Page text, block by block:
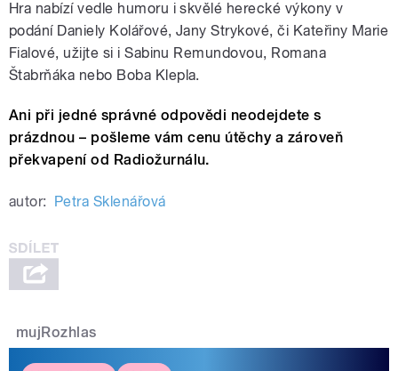
Hra nabízí vedle humoru i skvělé herecké výkony v
podání Daniely Kolářové, Jany Strykové, či Kateřiny Marie
Fialové, užijte si i Sabinu Remundovou, Romana
Štabrňáka nebo Boba Klepla.
Ani při jedné správné odpovědi neodejdete s
prázdnou – pošleme vám cenu útěchy a zároveň
překvapení od Radiožurnálu.
autor: Petra Sklenářová
mujRozhlas